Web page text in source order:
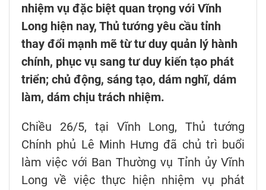
nhiệm vụ đặc biệt quan trọng với Vĩnh
Long hiện nay, Thủ tướng yêu cầu tỉnh
thay đổi mạnh mẽ từ tư duy quản lý hành
chính, phục vụ sang tư duy kiến tạo phát
triển; chủ động, sáng tạo, dám nghĩ, dám
làm, dám chịu trách nhiệm.
Chiều 26/5, tại Vĩnh Long, Thủ tướng
Chính phủ Lê Minh Hưng đã chủ trì buổi
làm việc với Ban Thường vụ Tỉnh ủy Vĩnh
Long về việc thực hiện nhiệm vụ phát